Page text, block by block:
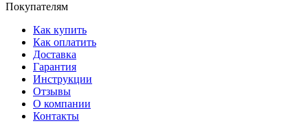
Покупателям
Как купить
Как оплатить
Доставка
Гарантия
Инструкции
Отзывы
О компании
Контакты